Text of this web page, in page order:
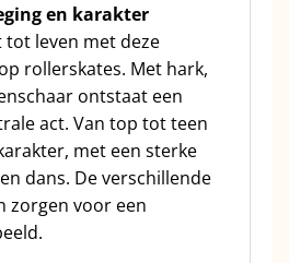
en karakter
leven met deze
rollerskates. Met hark,
ontstaat een
act. Van top tot teen
met een sterke
dans. De verschillende
zorgen voor een